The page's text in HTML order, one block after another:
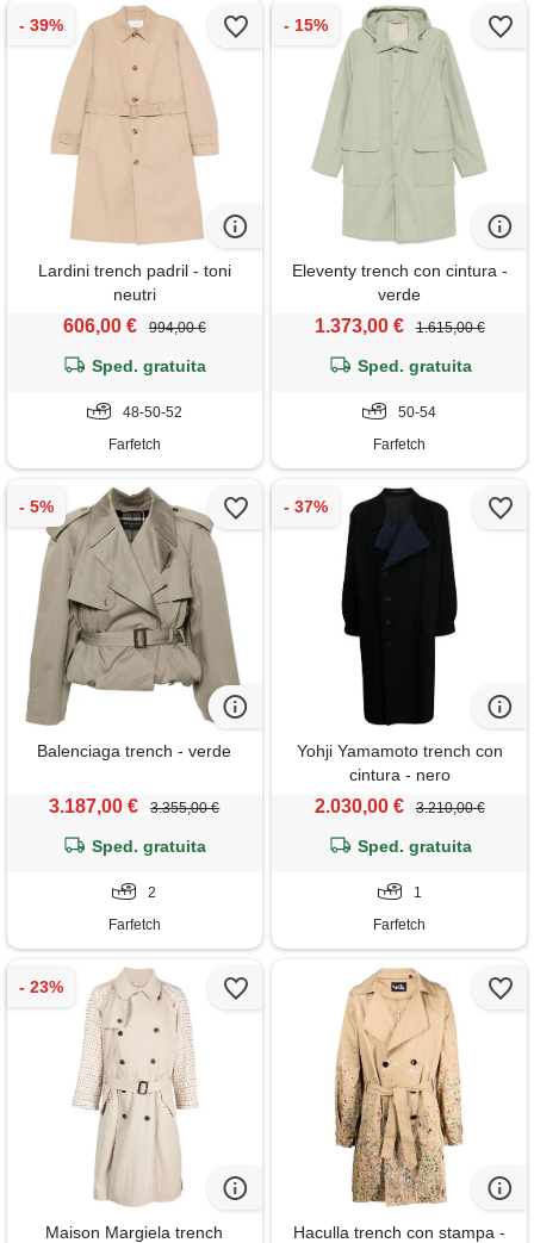
Lardini trench padril - toni
neutri
606,00 € 994,00 €
Sped. gratuita
48-50-52
Farfetch
Eleventy trench con cintura -
verde
1.373,00 € 1.615,00 €
Sped. gratuita
50-54
Farfetch
Balenciaga trench - verde
3.187,00 € 3.355,00 €
Sped. gratuita
2
Farfetch
Yohji Yamamoto trench con
cintura - nero
2.030,00 € 3.210,00 €
Sped. gratuita
1
Farfetch
Maison Margiela trench
Haculla trench con stampa -